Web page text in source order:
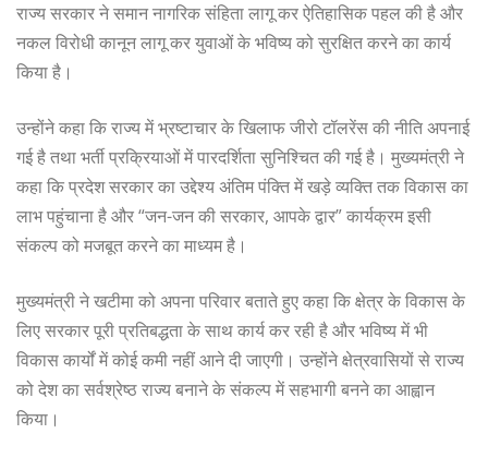
राज्य सरकार ने समान नागरिक संहिता लागू कर ऐतिहासिक पहल की है और
नकल विरोधी कानून लागू कर युवाओं के भविष्य को सुरक्षित करने का कार्य
किया है।
उन्होंने कहा कि राज्य में भ्रष्टाचार के खिलाफ जीरो टॉलरेंस की नीति अपनाई
गई है तथा भर्ती प्रक्रियाओं में पारदर्शिता सुनिश्चित की गई है। मुख्यमंत्री ने
कहा कि प्रदेश सरकार का उद्देश्य अंतिम पंक्ति में खड़े व्यक्ति तक विकास का
लाभ पहुंचाना है और “जन-जन की सरकार, आपके द्वार” कार्यक्रम इसी
संकल्प को मजबूत करने का माध्यम है।
मुख्यमंत्री ने खटीमा को अपना परिवार बताते हुए कहा कि क्षेत्र के विकास के
लिए सरकार पूरी प्रतिबद्धता के साथ कार्य कर रही है और भविष्य में भी
विकास कार्यों में कोई कमी नहीं आने दी जाएगी। उन्होंने क्षेत्रवासियों से राज्य
को देश का सर्वश्रेष्ठ राज्य बनाने के संकल्प में सहभागी बनने का आह्वान
किया।